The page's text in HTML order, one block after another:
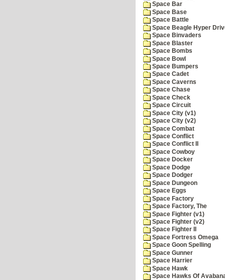
Space Bar
Space Base
Space Battle
Space Beagle Hyper
Space Binvaders
Space Blaster
Space Bombs
Space Bowl
Space Bumpers
Space Cadet
Space Caverns
Space Chase
Space Check
Space Circuit
Space City (v1)
Space City (v2)
Space Combat
Space Conflict
Space Conflict II
Space Cowboy
Space Docker
Space Dodge
Space Dodger
Space Dungeon
Space Eggs
Space Factory
Space Factory, The
Space Fighter (v1)
Space Fighter (v2)
Space Fighter II
Space Fortress Omega
Space Goon Spelling
Space Gunner
Space Harrier
Space Hawk
Space Hawks Of